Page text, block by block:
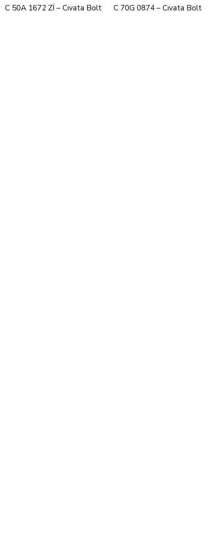
C 50A 1672 Zİ – Cıvata Bolt
C 70G 0874 – Cıvata Bolt